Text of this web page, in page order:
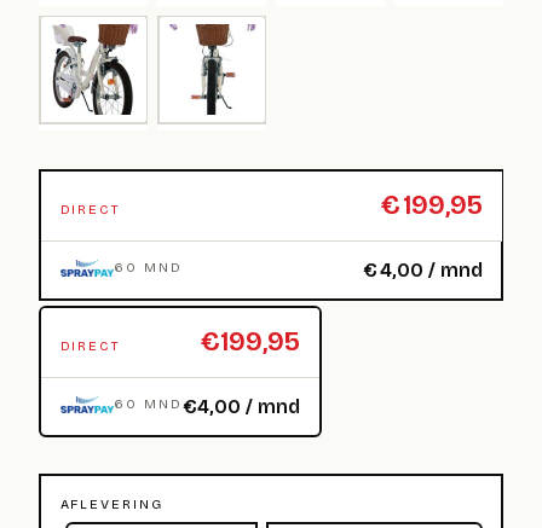
DIRECT €199,95
60 MND €4,00 / mnd
DIRECT €199,95
60 MND €4,00 / mnd
AFLEVERING